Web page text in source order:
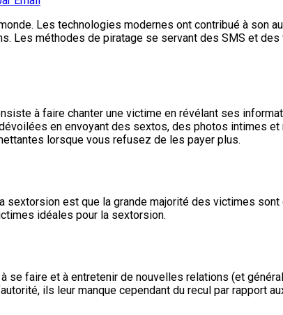
Les technologies modernes ont contribué à son
Les méthodes de piratage se servant des SMS et
à faire chanter une victime en révélant ses
en envoyant des sextos, des photos intimes
lorsque vous refusez de les payer plus.
est que la grande majorité des victimes
idéales pour la sextorsion.
à se faire et à entretenir de nouvelles relations (et
ils leur manque cependant du recul par rapport